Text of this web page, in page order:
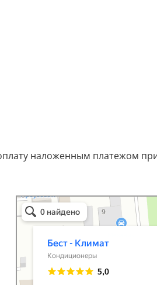
наложенным платежом
Бест-климат
Кондиционеры в Краснодаре